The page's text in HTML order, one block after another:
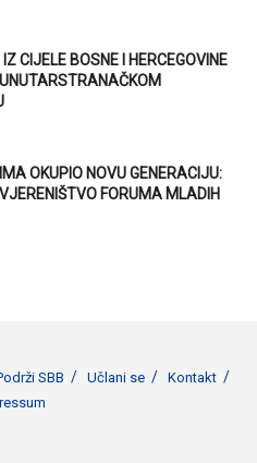
CIJELE BOSNE I HERCEGOVINE
OKUPIO NOVU GENERACIJU:
FORUMA MLADIH
SBB Učlani se
Kontakt